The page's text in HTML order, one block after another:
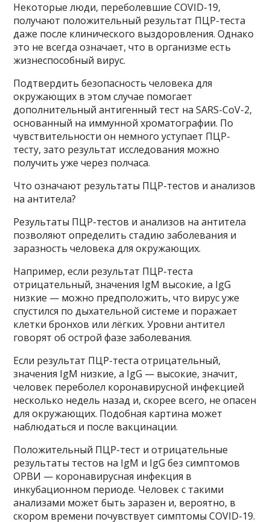
Некоторые люди, переболевшие COVID-19,
получают положительный результат ПЦР-теста
даже после клинического выздоровления. Однако
это не всегда означает, что в организме есть
жизнеспособный вирус.
Подтвердить безопасность человека для
окружающих в этом случае помогает
дополнительный антигенный тест на SARS-CoV-2,
основанный на иммунной хроматографии. По
чувствительности он немного уступает ПЦР-
тесту, зато результат исследования можно
получить уже через полчаса.
Что означают результаты ПЦР-тестов и анализов
на антитела?
Результаты ПЦР-тестов и анализов на антитела
позволяют определить стадию заболевания и
заразность человека для окружающих.
Например, если результат ПЦР-теста
отрицательный, значения IgM высокие, а IgG
низкие — можно предположить, что вирус уже
спустился по дыхательной системе и поражает
клетки бронхов или лёгких. Уровни антител
говорят об острой фазе заболевания.
Если результат ПЦР-теста отрицательный,
значения IgM низкие, а IgG — высокие, значит,
человек переболел коронавирусной инфекцией
несколько недель назад и, скорее всего, не опасен
для окружающих. Подобная картина может
наблюдаться и после вакцинации.
Положительный ПЦР-тест и отрицательные
результаты тестов на IgM и IgG без симптомов
ОРВИ — коронавирусная инфекция в
инкубационном периоде. Человек с такими
анализами может быть заразен и, вероятно, в
скором времени почувствует симптомы COVID-19.